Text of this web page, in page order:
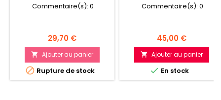
Commentaire(s): 0
Prix
29,70 €
 Ajouter au panier
 Rupture de stock
Commentaire(s): 0
Prix
45,00 €
 Ajouter au panier
 En stock